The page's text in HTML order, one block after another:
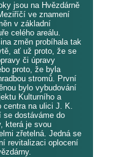
jsou na Hvězdárně
ve znamení
v základní
celého areálu.
změn probíhala tak
ať už proto, že se
či úpravy
proto, že byla
stromů. První
bylo vybudování
Kulturního a
centra na ulici J. K.
se dostáváme do
která je svou
zřetelná. Jedná se
revitalizaci oplocení